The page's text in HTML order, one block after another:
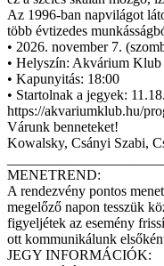
Az 1996-ban napvilágot
több évtizedes
• 2026. november 7.
• Helyszín: Akvárium Klub
• Kapunyitás: 18:00
• Startolnak a jegyek:
https://akvariumklub.hu/
Várunk benneteket!
Kowalsky, Csányi Szabi,
MENETREND:
A rendezvény pontos
megelőző napon tesszük
figyeljétek az esemény
ott kommunikálunk
JEGY INFORMÁCIÓK: